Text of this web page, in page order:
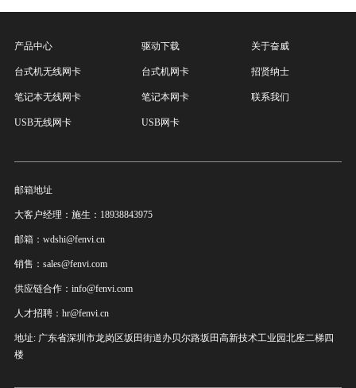
产品中心
台式机无线网卡
笔记本无线网卡
USB无线网卡
驱动下载
台式机网卡
笔记本网卡
USB网卡
关于奋威
招贤纳士
联系我们
邮箱地址
大客户经理：施生：18938843975
邮箱：wdshi@fenvi.cn
销售：sales@fenvi.com
供应链合作：info@fenvi.com
人才招聘：hr@fenvi.cn
地址: 广东省深圳市龙岗区坂田街道办贝尔路坂田高新技术工业园北座二梯四
楼